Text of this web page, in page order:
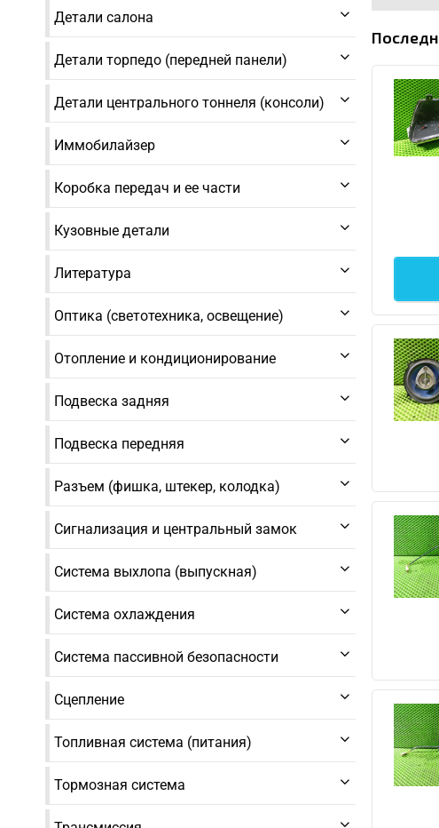
Детали салона
Детали торпедо (передней панели)
Детали центрального тоннеля (консоли)
Иммобилайзер
Коробка передач и ее части
Кузовные детали
Литература
Оптика (светотехника, освещение)
Отопление и кондиционирование
Подвеска задняя
Подвеска передняя
Разъем (фишка, штекер, колодка)
Сигнализация и центральный замок
Система выхлопа (выпускная)
Система охлаждения
Система пассивной безопасности
Сцепление
Топливная система (питания)
Тормозная система